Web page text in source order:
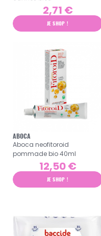
2,71 €
JE SHOP !
ABOCA
Aboca neofitoroid
pommade bio 40ml
12,50 €
JE SHOP !